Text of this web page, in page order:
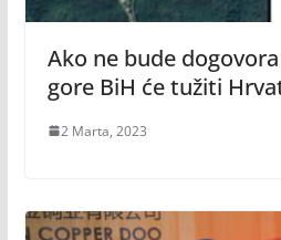
Ako ne bude
gore BiH će tužiti
2 Marta, 2023